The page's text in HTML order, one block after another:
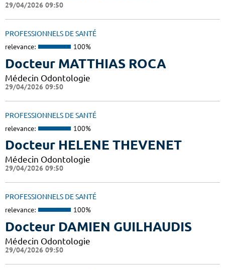
29/04/2026 09:50
PROFESSIONNELS DE SANTÉ
relevance: 100%
Docteur MATTHIAS ROCA
Médecin Odontologie
29/04/2026 09:50
PROFESSIONNELS DE SANTÉ
relevance: 100%
Docteur HELENE THEVENET
Médecin Odontologie
29/04/2026 09:50
PROFESSIONNELS DE SANTÉ
relevance: 100%
Docteur DAMIEN GUILHAUDIS
Médecin Odontologie
29/04/2026 09:50